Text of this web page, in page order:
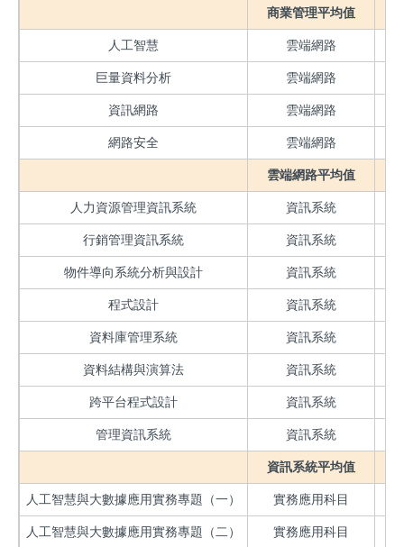
商業管理平均值
人工智慧 雲端網路
巨量資料分析 雲端網路
資訊網路 雲端網路
網路安全 雲端網路
雲端網路平均值
人力資源管理資訊系統 資訊系統
行銷管理資訊系統 資訊系統
物件導向系統分析與設計 資訊系統
程式設計 資訊系統
資料庫管理系統 資訊系統
資料結構與演算法 資訊系統
跨平台程式設計 資訊系統
管理資訊系統 資訊系統
資訊系統平均值
人工智慧與大數據應用實務專題（一） 實務應用科目
人工智慧與大數據應用實務專題（二） 實務應用科目